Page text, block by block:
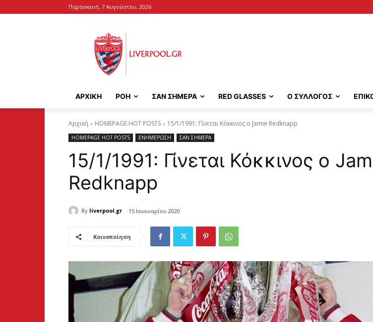
Παρασκευή, 7 Αυγούστου, 2026
ΑΡΧΙΚΉ ΡΟΗ ΣΑΝ ΣΗΜΕΡΑ RED GLASSES Ο ΣΥΛΛΟΓΟΣ
Αρχική HOMEPAGE HOT POSTS 15/1/1991: Γίνεται Κόκκινος ο Jamie Redknapp
HOMEPAGE HOT POSTS ΕΝΗΜΕΡΩΣΗ ΣΑΝ ΣΗΜΕΡΑ
15/1/1991: Γίνεται Κόκκινος ο
Redknapp
By liverpool.gr 15 Ιανουαρίου 2020
Κοινοποίηση